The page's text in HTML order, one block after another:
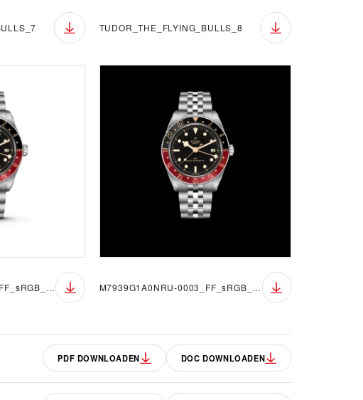
TUDOR_THE_FLYING_BULLS_8
M7939G1A0NRU-0003_FF_sRGB_BGW M7939G1A0NRU-0003_FF_sRGB_BGB
PDF DOWNLOADEN DOC DOWNLOADEN